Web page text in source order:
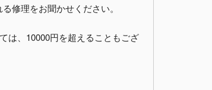
修理をお聞かせください。
は、10000円を超えることもござ